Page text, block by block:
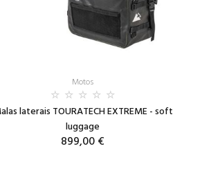
Motos
laterais TOURATECH EXTREME - soft
luggage
899,00 €